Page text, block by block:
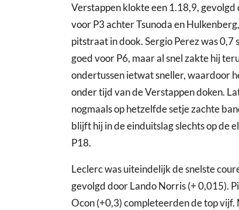
Verstappen klokte een 1.18,9,
voor P3 achter Tsunoda en
pitstraat in dook. Sergio Perez was
goed voor P6, maar al snel zakte hij
ondertussen ietwat sneller, waardoor
onder tijd van de Verstappen doken.
nogmaals op hetzelfde setje zachte
blijft hij in de einduitslag slechts op de
P18.
Leclerc was uiteindelijk de snelste
gevolgd door Lando Norris (+ 0,015).
Ocon (+0,3) completeerden de top vijf.